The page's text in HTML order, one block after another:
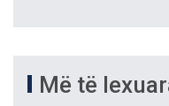
Më të